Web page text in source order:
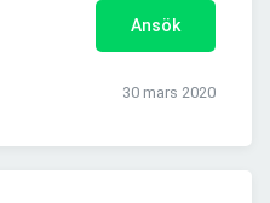
Ansök
30 mars 2020